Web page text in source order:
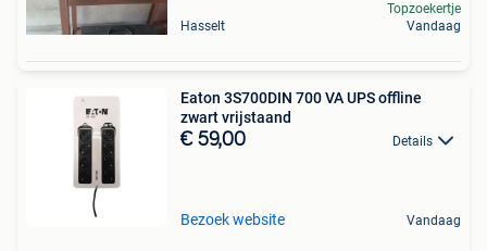
Hasselt
Topzoekertje
Vandaag
Eaton 3S700DIN 700 VA UPS offline
zwart vrijstaand
€ 59,00 Details
Bezoek website Vandaag